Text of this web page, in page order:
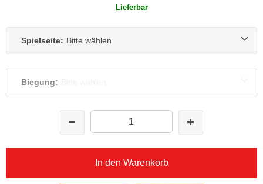
Lieferbar
Spielseite: Bitte wählen
Biegung:
In den Warenkorb